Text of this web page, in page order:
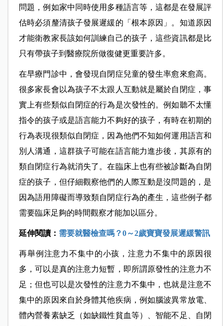
問題，例如家中同時使用多種語言等，這都是在發展評
估時必須釐清孩子發展遲緩的「根本原因」。知道原因
才能衛教家長該如何訓練自己的孩子，這些資訊都是比
只有帶孩子到醫療院所做復健更重要許多。
在早療門診中，會發現自閉症兒童的發生率愈來愈高。
很多家長會以為孩子不太跟人互動就是屬於自閉症，事
實上有些類似自閉症的行為是次發性的。例如聽不太懂
指令的孩子或是語言能力不夠好的孩子，有時在初期的
行為表現很類似自閉症，因為他們不知如何運用語言和
別人溝通，這群孩子可能在語言能力進步後，其原有的
類自閉症行為就消失了。在臨床上也有些被診斷為自閉
症的孩子，但仔細觀察他們的人際互動是沒問題的，是
因為語用障礙而導致類自閉症行為的產生，這些例子都
需要臨床足夠的時間觀察才能加以區分。
延伸閱讀： 需要就醫檢查嗎？0～2歲寶寶發展遲緩警訊
再舉例注意力不集中的小孩，注意力不集中的原因很
多，可以是真的注意力短暫，即所謂原發性的注意力不
足；但也可以是次發性的注意力不集中，也就是注意不
集中的原因來自於身體其他疾病，例如腦波異常放電、
體內營養素缺乏（如缺鐵性貧血等）、智能不足、自閉